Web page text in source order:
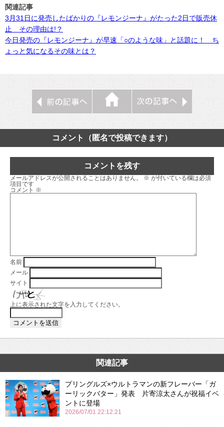
関連記事
3月31日に発売したばかりの『レモンジーナ』がたった2日で販売休
止 その理由は!？
今日発売の『レモンジーナ』が早速「○のような味」と話題に！ ち
ょっと気になるその味とは？
コメント（匿名で投稿できます）
コメントを残す
メールアドレスが公開されることはありません。 ※ が付いている欄は必須
項目です
コメント ※
名前
メール
サイト
上に表示された文字を入力してください。
関連記事
プリングルズ×ウルトラマンの新フレーバー「ガ
ーリックバター」発表 片寄涼太さんが祝福イベ
ントに登場
2026/07/01 22:12:21